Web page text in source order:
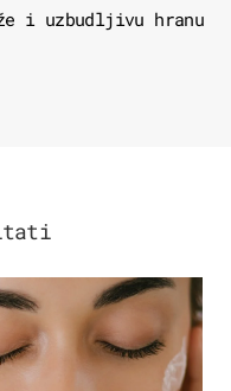
i uzbudljivu hranu